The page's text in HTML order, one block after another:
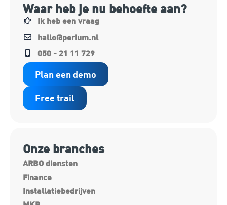
Waar heb je nu behoefte aan?
Ik heb een vraag
hallo@perium.nl
050 - 21 11 729
Plan een demo
Free trail
Onze branches
ARBO diensten
Finance
Installatiebedrijven